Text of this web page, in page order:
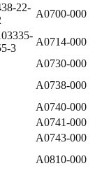
22-
A0700-000
3
A0714-000
A0730-000
A0738-000
A0740-000
A0741-000
A0743-000
A0810-000